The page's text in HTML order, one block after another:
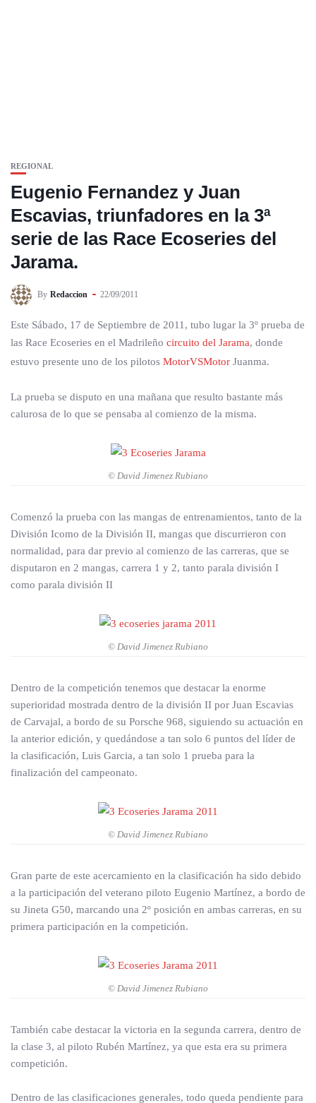
REGIONAL
Eugenio Fernandez y Juan
Escavias, triunfadores en la 3ª
serie de las Race Ecoseries del
Jarama.
By Redaccion 22/09/2011
Este Sábado, 17 de Septiembre de 2011, tubo lugar la 3º prueba de
las Race Ecoseries en el Madrileño circuito del Jarama, donde
estuvo presente uno de los pilotos MotorVSMotor Juanma.
La prueba se disputo en una mañana que resulto bastante más
calurosa de lo que se pensaba al comienzo de la misma.
© David Jimenez Rubiano
Comenzó la prueba con las mangas de entrenamientos, tanto de la
División Icomo de la División II, mangas que discurrieron con
normalidad, para dar previo al comienzo de las carreras, que se
disputaron en 2 mangas, carrera 1 y 2, tanto parala división I
como parala división II
© David Jimenez Rubiano
Dentro de la competición tenemos que destacar la enorme
superioridad mostrada dentro de la división II por Juan Escavias
de Carvajal, a bordo de su Porsche 968, siguiendo su actuación en
la anterior edición, y quedándose a tan solo 6 puntos del líder de
la clasificación, Luis Garcia, a tan solo 1 prueba para la
finalización del campeonato.
© David Jimenez Rubiano
Gran parte de este acercamiento en la clasificación ha sido debido
a la participación del veterano piloto Eugenio Martínez, a bordo de
su Jineta G50, marcando una 2º posición en ambas carreras, en su
primera participación en la competición.
© David Jimenez Rubiano
También cabe destacar la victoria en la segunda carrera, dentro de
la clase 3, al piloto Rubén Martínez, ya que esta era su primera
competición.
Dentro de las clasificaciones generales, todo queda pendiente para